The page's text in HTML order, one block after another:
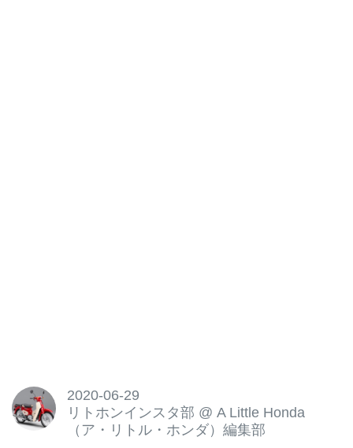
2020-06-29
リトホンインスタ部 @ A Little Honda
（ア・リトル・ホンダ）編集部